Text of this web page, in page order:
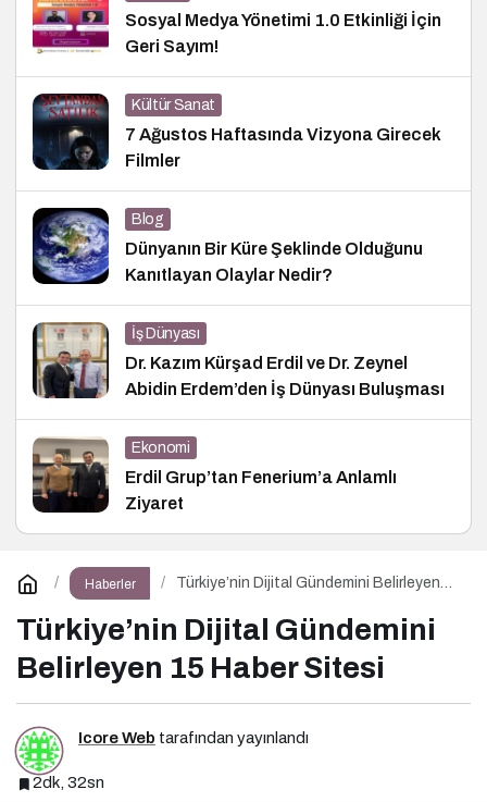
Sosyal Medya Yönetimi 1.0 Etkinliği İçin
Geri Sayım!
Kültür Sanat
7 Ağustos Haftasında Vizyona Girecek
Filmler
Blog
Dünyanın Bir Küre Şeklinde Olduğunu
Kanıtlayan Olaylar Nedir?
İş Dünyası
Dr. Kazım Kürşad Erdil ve Dr. Zeynel
Abidin Erdem’den İş Dünyası Buluşması
Ekonomi
Erdil Grup’tan Fenerium’a Anlamlı
Ziyaret
Haberler
Türkiye’nin Dijital Gündemini Belirleyen
Türkiye’nin Dijital Gündemini
Belirleyen 15 Haber Sitesi
Icore Web tarafından yayınlandı
2dk, 32sn